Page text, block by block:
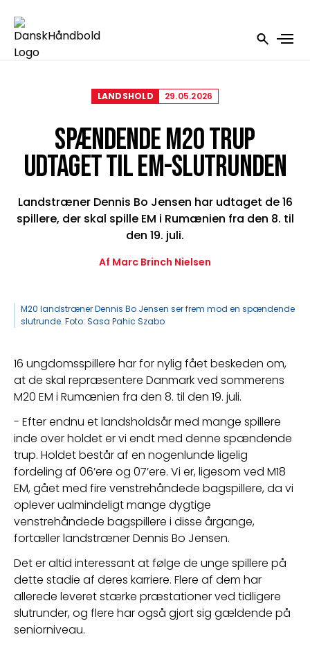
LANDSHOLD 29.05.2026
SPÆNDENDE M20 TRUP
UDTAGET TIL EM-SLUTRUNDEN
Landstræner Dennis Bo Jensen har udtaget de 16
spillere, der skal spille EM i Rumænien fra den 8. til
den 19. juli.
Af Marc Brinch Nielsen
M20 landstræner Dennis Bo Jensen ser frem mod en spændende
slutrunde. Foto: Sasa Pahic Szabo
16 ungdomsspillere har for nylig fået beskeden om,
at de skal repræsentere Danmark ved sommerens
M20 EM i Rumænien fra den 8. til den 19. juli.
- Efter endnu et landsholdsår med mange spillere
inde over holdet er vi endt med denne spændende
trup. Holdet består af en nogenlunde ligelig
fordeling af 06’ere og 07’ere. Vi er, ligesom ved M18
EM, gået med fire venstrehåndede bagspillere, da vi
oplever ualmindeligt mange dygtige
venstrehåndede bagspillere i disse årgange,
fortæller landstræner Dennis Bo Jensen.
Det er altid interessant at følge de unge spillere på
dette stadie af deres karriere. Flere af dem har
allerede leveret stærke præstationer ved tidligere
slutrunder, og flere har også gjort sig gældende på
seniorniveau.